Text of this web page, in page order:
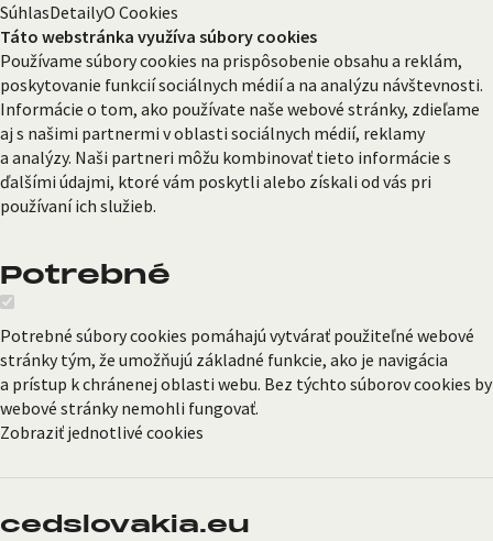
SúhlasDetailyO Cookies
Táto webstránka využíva súbory cookies
Používame súbory cookies na prispôsobenie obsahu a reklám,
poskytovanie funkcií sociálnych médií a na analýzu návštevnosti.
Informácie o tom, ako používate naše webové stránky, zdieľame
aj s našimi partnermi v oblasti sociálnych médií, reklamy
a analýzy. Naši partneri môžu kombinovať tieto informácie s
ďalšími údajmi, ktoré vám poskytli alebo získali od vás pri
používaní ich služieb.
Potrebné
Potrebné súbory cookies pomáhajú vytvárať použiteľné webové
stránky tým, že umožňujú základné funkcie, ako je navigácia
a prístup k chránenej oblasti webu. Bez týchto súborov cookies by
webové stránky nemohli fungovať.
Zobraziť jednotlivé cookies
cedslovakia.eu